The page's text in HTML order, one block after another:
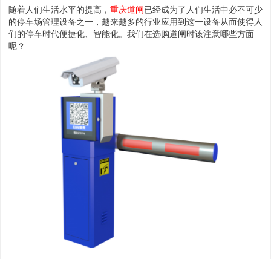
随着人们生活水平的提高， 重庆道闸 已经成为了人们生活中必不可少
的停车场管理设备之一，越来越多的行业应用到这一设备从而使得人
们的停车时代便捷化、智能化。我们在选购道闸时该注意哪些方面
呢？